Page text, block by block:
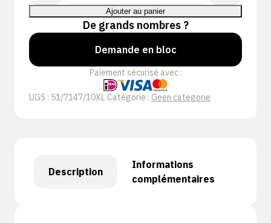
GRIP
N
HOT
Ajouter au panier
De grands nombres ?
Demande en bloc
Paiement sécurisé avec :
UGS : 51/7147/10XL Catégorie : Geen categorie
Description
Informations
complémentaires